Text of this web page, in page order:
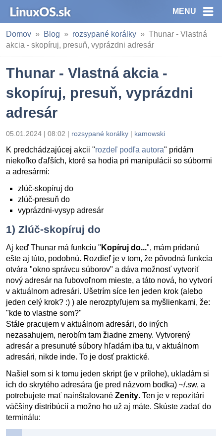
MENU
Domov Blog rozsypané korálky
Thunar - Vlastná
akcia - skopíruj, presuň, vyprázdni adresár
Thunar - Vlastná akcia -
skopíruj, presuň, vyprázdni
adresár
05.01.2024 | 08:02 | rozsypané korálky | kamowski
K predchádzajúcej akcii "rozdeľ podľa autora" pridám
niekoľko ďaľších, ktoré sa hodia pri manipulácii so súbormi
a adresármi:
zlúč-skopíruj do
zlúč-presuň do
vyprázdni-vysyp adresár
1) Zlúč-skopíruj do
Aj keď Thunar má funkciu " Kopíruj do...", mám pridanú
ešte aj túto, podobnú. Rozdieľ je v tom, že pôvodná funkcia
otvára "okno správcu súborov" a dáva možnosť vytvoriť
nový adresár na ľubovoľnom mieste, a táto nová, ho vytvorí
v aktuálnom adresári. Ušetrím síce len jeden krok (alebo
jeden celý krok? :) ) ale nerozptyľujem sa myšlienkami, že:
"kde to vlastne som?"
Stále pracujem v aktuálnom adresári, do iných
nezasahujem, nerobím tam žiadne zmeny. Vytvorený
adresár a presunuté súbory hľadám iba tu, v aktuálnom
adresári, nikde inde. To je dosť praktické.
Našiel som si k tomu jeden skript (je v prílohe), ukladám si
ich do skrytého adresára (je pred názvom bodka) ~/.sw, a
potrebujete mať nainštalované Zenity. Ten je v repozitári
väčšiny distribúcií a možno ho už aj máte. Skúste zadať do
terminálu: